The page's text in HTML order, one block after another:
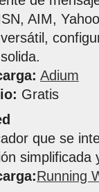
AIM,
Adium
Gratis
que se
simplificada
Running